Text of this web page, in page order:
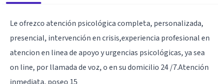
Le ofrezco atención psicológica completa, personalizada,
presencial, intervención en crisis,experiencia profesional en
atencion en linea de apoyo y urgencias psicológicas, ya sea
on line, por llamada de voz, o en su domicilio 24 /7.Atención